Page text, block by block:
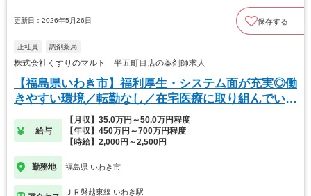
更新日：2026年5月26日 保存する
正社員 調剤薬局
株式会社くすりのマルト 平五町目店の薬剤師求人
【福島県いわき市】福利厚生・システム面が充実◎働
きやすい環境／転勤なし／在宅医療に取り組んでいま
給与
【月収】35.0万円～50.0万円程度
【年収】450万円～700万円程度
【時給】2,000円～2,500円
勤務地 福島県 いわき市
ＪＲ磐越東線 いわき駅